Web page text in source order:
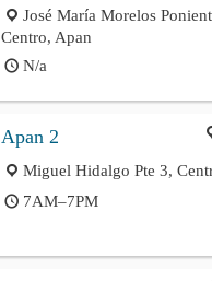
José María Morelos
Centro, Apan
N/a
Apan 2
Miguel Hidalgo Pte 3,
7AM–7PM